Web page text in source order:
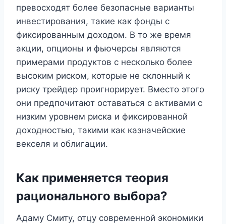
превосходят более безопасные варианты
инвестирования, такие как фонды с
фиксированным доходом. В то же время
акции, опционы и фьючерсы являются
примерами продуктов с несколько более
высоким риском, которые не склонный к
риску трейдер проигнорирует. Вместо этого
они предпочитают оставаться с активами с
низким уровнем риска и фиксированной
доходностью, такими как казначейские
векселя и облигации.
Как применяется теория
рационального выбора?
Адаму Смиту, отцу современной экономики